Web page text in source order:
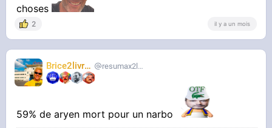
choses
2 il y a un mois
Brice2livres resumax2livres
59% de aryen mort pour un narbo